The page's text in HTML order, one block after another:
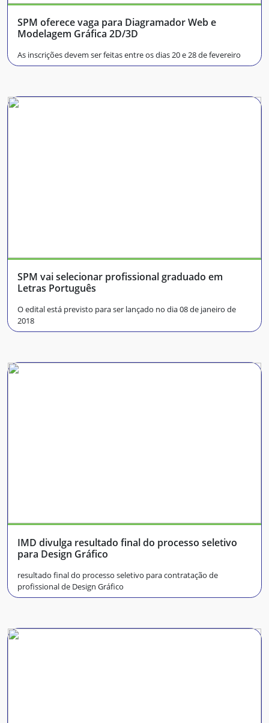
SPM oferece vaga para Diagramador Web e
Modelagem Gráfica 2D/3D
As inscrições devem ser feitas entre os dias 20 e 28 de fevereiro
SPM vai selecionar profissional graduado em
Letras Português
O edital está previsto para ser lançado no dia 08 de janeiro de
2018
IMD divulga resultado final do processo seletivo
para Design Gráfico
resultado final do processo seletivo para contratação de
profissional de Design Gráfico